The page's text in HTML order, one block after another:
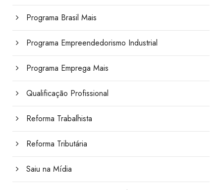
Programa Brasil Mais
Programa Empreendedorismo Industrial
Programa Emprega Mais
Qualificação Profissional
Reforma Trabalhista
Reforma Tributária
Saiu na Mídia